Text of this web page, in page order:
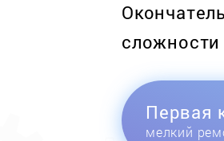
сложности
Первая
мелкий